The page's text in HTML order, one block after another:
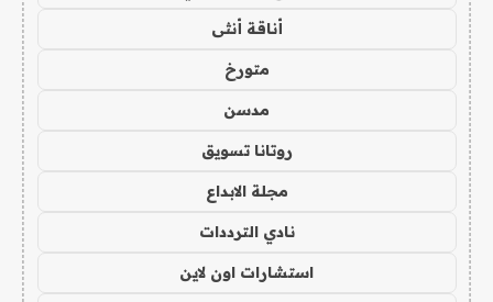
أناقة أنثى
متورخ
مدسن
روتانا تسويق
مجلة الابداع
نادي الترددات
استشارات اون لاين